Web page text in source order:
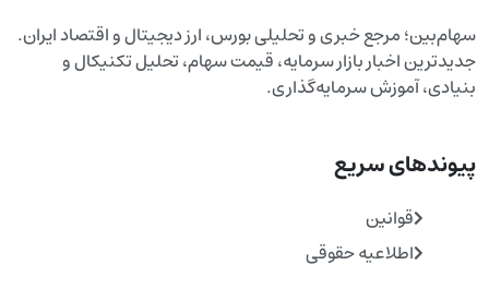
سهام‌بین؛ مرجع خبری و تحلیلی بورس، ارز دیجیتال و اقتصاد ایران.
جدیدترین اخبار بازار سرمایه، قیمت سهام، تحلیل تکنیکال و
بنیادی، آموزش سرمایه‌گذاری.
پیوندهای سریع
قوانین
اطلاعیه حقوقی